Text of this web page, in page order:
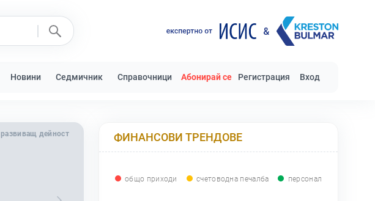
Новини Седмичник Справочници Абонирай се Регистрация Вход
развиващ дейност ФИНАНСОВИ ТРЕНДОВЕ
общо приходи счетоводна печалба персонал